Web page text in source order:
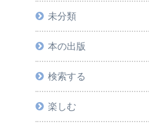
未分類
本の出版
検索する
楽しむ